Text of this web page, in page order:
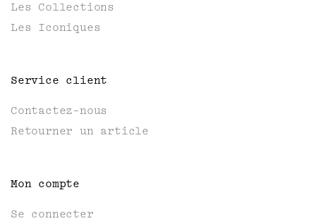
Les Collections
Les Iconiques
Service client
Contactez-nous
Retourner un article
Mon compte
Se connecter